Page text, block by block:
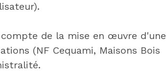
de la mise en œuvre d'une
(NF Cequami, Maisons Bois